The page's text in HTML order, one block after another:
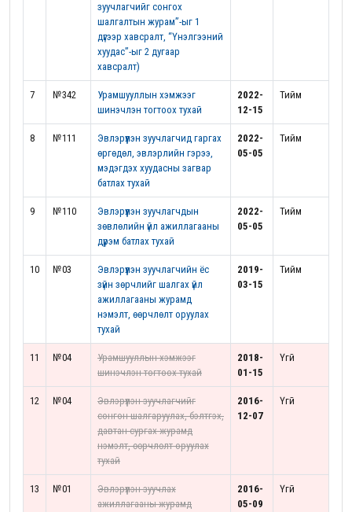
зуучлагчийг сонгох
шалгалтын журам”-ыг 1
дүгээр хавсралт, “Үнэлгээний
хуудас”-ыг 2 дугаар
хавсралт)
7 №342
Урамшууллын хэмжээг
шинэчлэн тогтоох тухай
2022-
12-15
Тийм
8 №111
Эвлэрүүлэн зуучлагчид гаргах
өргөдөл, эвлэрлийн гэрээ,
мэдэгдэх хуудасны загвар
батлах тухай
2022-
05-05
Тийм
9 №110
Эвлэрүүлэн зуучлагчдын
зөвлөлийн үйл ажиллагааны
дүрэм батлах тухай
2022-
05-05
Тийм
10 №03
Эвлэрүүлэн зуучлагчийн ёс
зүйн зөрчлийг шалгах үйл
ажиллагааны журамд
нэмэлт, өөрчлөлт оруулах
тухай
2019-
03-15
Тийм
11 №04
Урамшууллын хэмжээг
шинэчлэн тогтоох тухай
2018-
01-15
Үгүй
12 №04
Эвлэрүүлэн зуучлагчийг
сонгон шалгаруулах, бэлтгэх,
давтан сургах журамд
нэмэлт, өөрчлөлт оруулах
тухай
2016-
12-07
Үгүй
13 №01
Эвлэрүүлэн зуучлах
ажиллагааны журамд
2016-
05-09
Үгүй